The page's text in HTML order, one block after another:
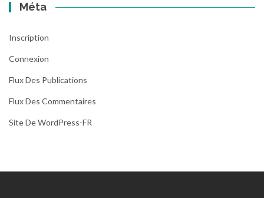
Méta
Inscription
Connexion
Flux Des Publications
Flux Des Commentaires
Site De WordPress-FR